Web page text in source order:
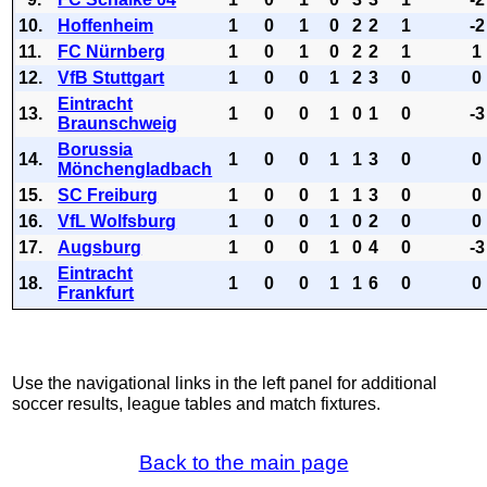
10.
Hoffenheim 1 0 1 0 2 2 1
-2
11.
FC Nürnberg 1 0 1 0 2 2 1
1
12.
VfB Stuttgart 1 0 0 1 2 3 0
0
13.
Eintracht
Braunschweig
1 0 0 1 0 1 0 -3
14.
Borussia
Mönchengladbach
1 0 0 1 1 3 0
0
15.
SC Freiburg 1 0 0 1 1 3 0
0
16.
VfL Wolfsburg 1 0 0 1 0 2 0
0
17.
Augsburg 1 0 0 1 0 4 0
-3
18.
Eintracht
Frankfurt
1 0 0 1 1 6 0 0
Use the navigational links in the left panel for additional
soccer results, league tables and match fixtures.
Back to the main page